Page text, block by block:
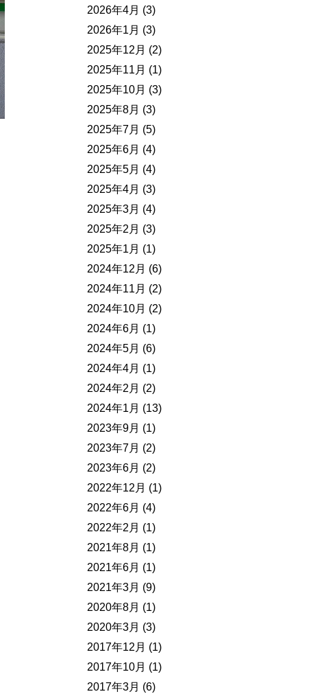
2026年4月 (3)
2026年1月 (3)
2025年12月 (2)
2025年11月 (1)
2025年10月 (3)
2025年8月 (3)
2025年7月 (5)
2025年6月 (4)
2025年5月 (4)
2025年4月 (3)
2025年3月 (4)
2025年2月 (3)
2025年1月 (1)
2024年12月 (6)
2024年11月 (2)
2024年10月 (2)
2024年6月 (1)
2024年5月 (6)
2024年4月 (1)
2024年2月 (2)
2024年1月 (13)
2023年9月 (1)
2023年7月 (2)
2023年6月 (2)
2022年12月 (1)
2022年6月 (4)
2022年2月 (1)
2021年8月 (1)
2021年6月 (1)
2021年3月 (9)
2020年8月 (1)
2020年3月 (3)
2017年12月 (1)
2017年10月 (1)
2017年3月 (6)